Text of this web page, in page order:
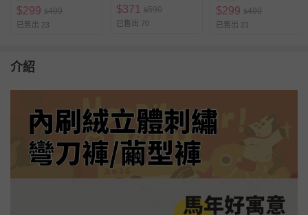
$299 $499
已售出 23
$371 $590
已售出 70
$299 $499
已售出 21
介紹